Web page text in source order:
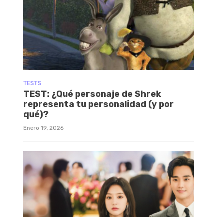
TESTS
TEST: ¿Qué personaje de Shrek
representa tu personalidad (y por
qué)?
Enero 19, 2026